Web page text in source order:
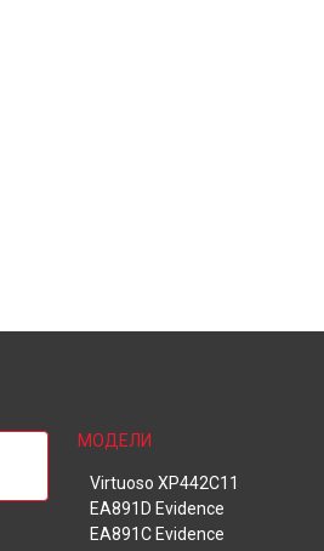
МОДЕЛИ
Virtuoso XP442C11
EA891D Evidence
EA891C Evidence